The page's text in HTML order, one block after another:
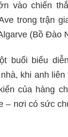
vào chiến
trong trận
(Bồ Đào
buổi biểu
khi anh liên
của hàng
– nơi có sức